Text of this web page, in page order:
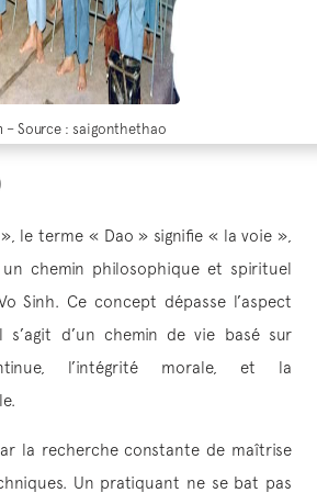
– Source : saigonthethao
le terme « Dao » signifie « la voie »,
chemin philosophique et spirituel
Sinh. Ce concept dépasse l’aspect
d’un chemin de vie basé sur
l’intégrité morale, et la
la recherche constante de maîtrise
Un pratiquant ne se bat pas